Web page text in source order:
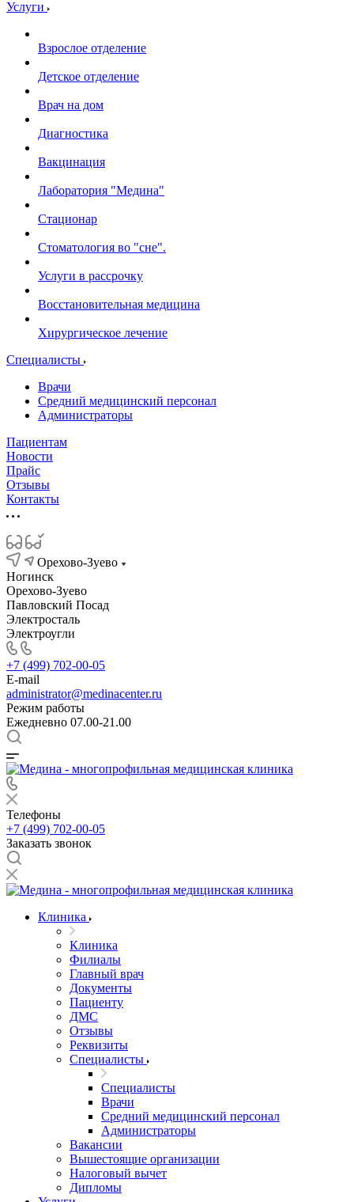
Услуги
Взрослое отделение
Детское отделение
Врач на дом
Диагностика
Вакцинация
Лаборатория "Медина"
Стационар
Стоматология во "сне".
Услуги в рассрочку
Восстановительная медицина
Хирургическое лечение
Специалисты
Врачи
Средний медицинский персонал
Администраторы
Пациентам
Новости
Прайс
Отзывы
Контакты
Орехово-Зуево
Ногинск
Орехово-Зуево
Павловский Посад
Электросталь
Электроугли
+7 (499) 702-00-05
E-mail
administrator@medinacenter.ru
Режим работы
Ежедневно 07.00-21.00
Телефоны
+7 (499) 702-00-05
Заказать звонок
Клиника
Клиника
Филиалы
Главный врач
Документы
Пациенту
ДМС
Отзывы
Реквизиты
Специалисты
Специалисты
Врачи
Средний медицинский персонал
Администраторы
Вакансии
Вышестоящие организации
Налоговый вычет
Дипломы